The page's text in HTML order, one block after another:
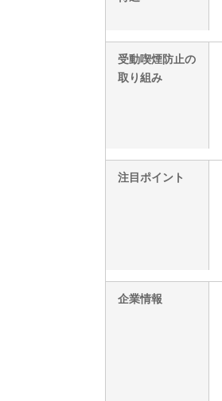
受動喫煙防止の
取り組み
注目ポイント
企業情報